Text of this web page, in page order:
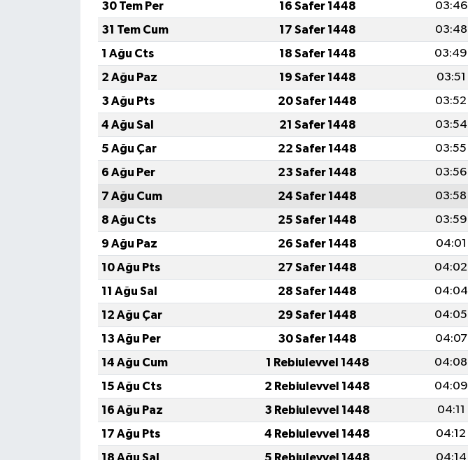
30 Tem Per
16 Safer 1448 03:46
31 Tem Cum
17 Safer 1448 03:48
1 Ağu Cts
18 Safer 1448 03:49
2 Ağu Paz
19 Safer 1448 03:51
3 Ağu Pts
20 Safer 1448 03:52
4 Ağu Sal
21 Safer 1448 03:54
5 Ağu Çar
22 Safer 1448 03:55
6 Ağu Per
23 Safer 1448 03:56
7 Ağu Cum
24 Safer 1448 03:58
8 Ağu Cts
25 Safer 1448 03:59
9 Ağu Paz
26 Safer 1448 04:01
10 Ağu Pts
27 Safer 1448 04:02
11 Ağu Sal
28 Safer 1448 04:04
12 Ağu Çar
29 Safer 1448 04:05
13 Ağu Per
30 Safer 1448 04:07
14 Ağu Cum
1 Rebiulevvel 1448 04:08
15 Ağu Cts
2 Rebiulevvel 1448 04:09
16 Ağu Paz
3 Rebiulevvel 1448 04:11
17 Ağu Pts
4 Rebiulevvel 1448 04:12
18 Ağu Sal
5 Rebiulevvel 1448 04:14